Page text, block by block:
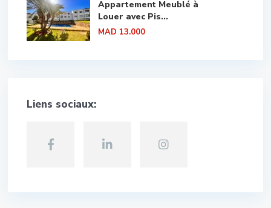
Appartement Meublé à
Louer avec Pis...
MAD 13.000
Liens sociaux: